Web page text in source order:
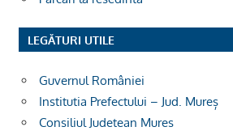
LEGĂTURI UTILE
Guvernul României
Institutia Prefectului – Jud. Mureș
Consiliul Judetean Mures